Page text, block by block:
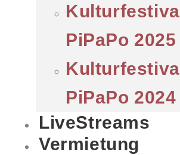
Kulturfestival
PiPaPo 2025
Kulturfestival
PiPaPo 2024
LiveStreams
Vermietung